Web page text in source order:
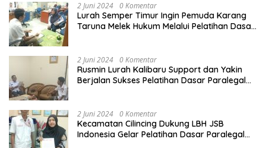
2 Juni 2024 0 Komentar
Lurah Semper Timur Ingin Pemuda Karang
Taruna Melek Hukum Melalui Pelatihan Dasar
2 Juni 2024 0 Komentar
Rusmin Lurah Kalibaru Support dan Yakin
Berjalan Sukses Pelatihan Dasar Paralegal
2 Juni 2024 0 Komentar
Kecamatan Cilincing Dukung LBH JSB
Indonesia Gelar Pelatihan Dasar Paralegal